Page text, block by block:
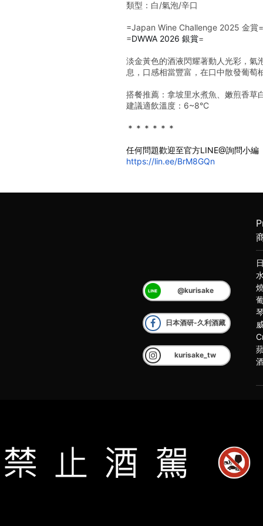
類型：白/氣泡/辛口
=Japan Wine Challenge 2025 金賞=
=DWWA 2026 銀賞=
淡金黃色的酒液閃耀著動人光彩，氣
息，口感相當豐富，在口中散發葡萄
搭餐推薦：拿坡里水煮魚、嫩煎香草
建議適飲溫度：6~8°C
＊＊＊＊＊＊
任何問題歡迎至官方LINE@詢問小編
https://lin.ee/BrM8GQn
@kurisake
日本酒研-久利酒藏
kurisake_tw